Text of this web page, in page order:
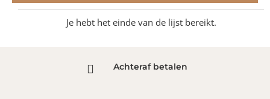
Je hebt het einde van de lijst bereikt.
Achteraf betalen